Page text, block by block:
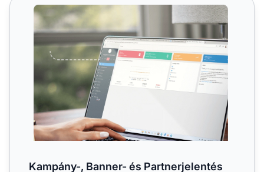
Kampány-, Banner- és Partnerjelentés funkció
Kampány-, Banner- és Partnerjelentés